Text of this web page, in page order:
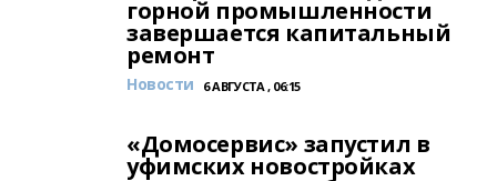
горной промышленности
завершается капитальный
ремонт
Новости 6 АВГУСТА , 06:15
«Домосервис» запустил в
уфимских новостройках